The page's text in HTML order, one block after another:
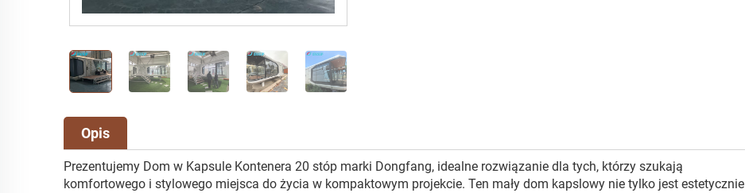
Opis
Prezentujemy Dom w Kapsule Kontenera 20 stóp marki Dongfang, idealne rozwiązanie dla tych, którzy szukają
komfortowego i stylowego miejsca do życia w kompaktowym projekcie. Ten mały dom kapslowy nie tylko jest estetycznie